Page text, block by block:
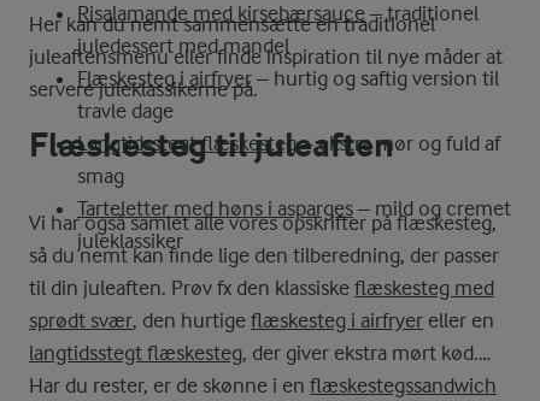
Risalamande med kirsebærsauce – traditionel
juledessert med mandel
Flæskesteg i airfryer – hurtig og saftig version til
travle dage
Langtidsstegt flæskesteg– ekstra mør og fuld af
smag
Tarteletter med høns i asparges – mild og cremet
juleklassiker
Her kan du nemt sammensætte en traditionel
juleaftensmenu eller finde inspiration til nye måder at
servere juleklassikerne på.
Flæskesteg til juleaften
Vi har også samlet alle vores opskrifter på flæskesteg,
så du nemt kan finde lige den tilberedning, der passer
til din juleaften. Prøv fx den klassiske flæskesteg med
sprødt svær, den hurtige flæskesteg i airfryer eller en
langtidsstegt flæskesteg, der giver ekstra mørt kød.
Har du rester, er de skønne i en flæskestegssandwich